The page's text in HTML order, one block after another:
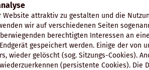
Website attraktiv zu gestalten und die
wir auf verschiedenen Seiten
berechtigten Interessen an
gespeichert werden. Einige der von
wieder gelöscht (sog. Sitzungs-Cookies).
(persistente Cookies).